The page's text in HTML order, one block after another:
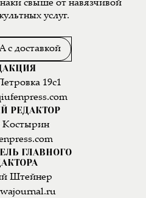
свыше от навязчивой
услуг.
с доставкой
19с1
РЕДАКТОР
Костырин
ГЛАВНОГО
Штейнер